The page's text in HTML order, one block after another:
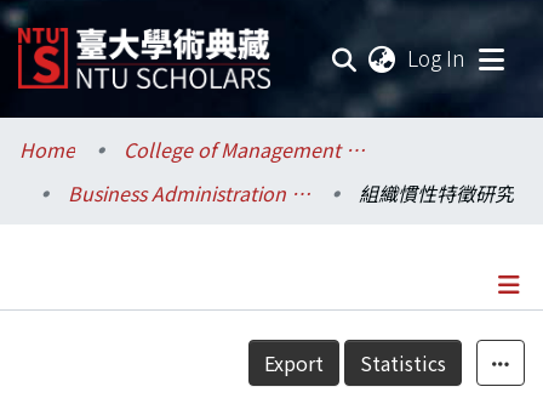
Log In
Communities & Collections
Research Outputs
Home
College of Management / 管理學院
Business Administration / 工商管理學系暨商學研究所
組織慣性特徵研究
Details
Export Statistics